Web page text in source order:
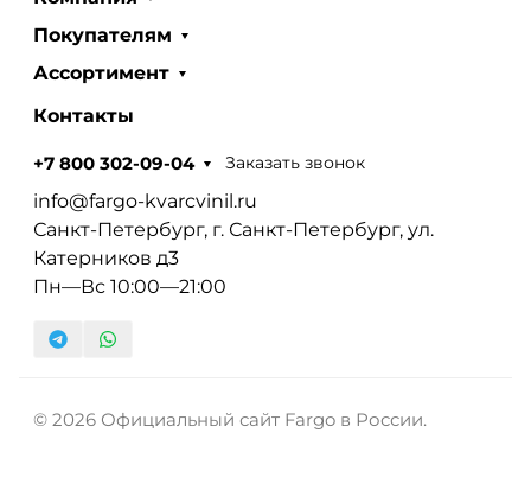
Покупателям
Ассортимент
Контакты
+7 800 302-09-04 Заказать звонок
info@fargo-kvarcvinil.ru
Санкт-Петербург, г. Санкт-Петербург, ул.
Катерников д3
Пн—Вс 10:00—21:00
© 2026 Официальный сайт Fargo в России.